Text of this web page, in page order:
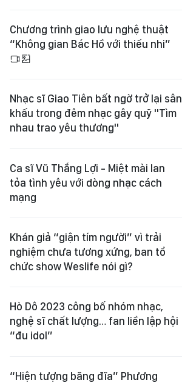
Chương trình giao lưu nghệ thuật
“Không gian Bác Hồ với thiếu nhi”
Nhạc sĩ Giao Tiên bất ngờ trở lại sân
khấu trong đêm nhạc gây quỹ "Tìm
nhau trao yêu thương"
Ca sĩ Vũ Thắng Lợi - Miệt mài lan
tỏa tình yêu với dòng nhạc cách
mạng
Khán giả “giận tím người” vì trải
nghiệm chưa tương xứng, ban tổ
chức show Weslife nói gì?
Hò Dô 2023 công bố nhóm nhạc,
nghệ sĩ chất lượng… fan liền lập hội
“đu idol”
“Hiện tượng băng đĩa” Phương